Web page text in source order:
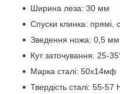
Ширина леза: 30 мм
Спуски клинка: прямі,
Зведення ножа: 0,5 мм
Кут заточування: 25-
Марка сталі: 50х14мф
Твердість сталі: 55-57